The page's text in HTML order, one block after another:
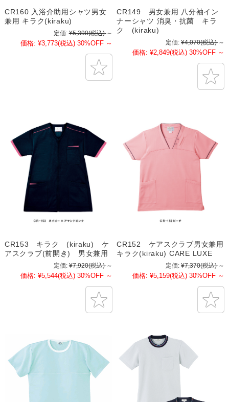
CR160 入浴介助用シャツ男女
兼用 キラク(kiraku)
定価: ¥5,390(税込) ～
価格: ¥3,773(税込) 30%OFF ～
CR149 男女兼用 八分袖イン
ナーシャツ 消臭・抗菌 キラ
ク (kiraku)
定価: ¥4,070(税込) ～
価格: ¥2,849(税込) 30%OFF ～
CR153 キラク (kiraku) ケ
アスクラブ(前開き) 男女兼用
定価: ¥7,920(税込) ～
価格: ¥5,544(税込) 30%OFF ～
CR152 ケアスクラブ男女兼用
キラク(kiraku) CARE LUXE
定価: ¥7,370(税込) ～
価格: ¥5,159(税込) 30%OFF ～